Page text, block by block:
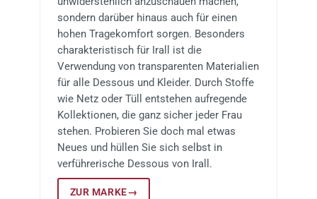
sondern darüber hinaus auch für einen
hohen Tragekomfort sorgen. Besonders
charakteristisch für Irall ist die
Verwendung von transparenten Materialien
für alle Dessous und Kleider. Durch Stoffe
wie Netz oder Tüll entstehen aufregende
Kollektionen, die ganz sicher jeder Frau
stehen. Probieren Sie doch mal etwas
Neues und hüllen Sie sich selbst in
verführerische Dessous von Irall.
ZUR MARKE→